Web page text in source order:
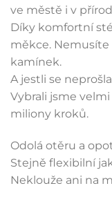
ve městě i v
Díky komfortní
měkce. Nemusíte
kamínek.
A jestli se
Vybrali jsme
miliony kroků.
Odolá otěru a
Stejně flexibilní
Neklouže ani na